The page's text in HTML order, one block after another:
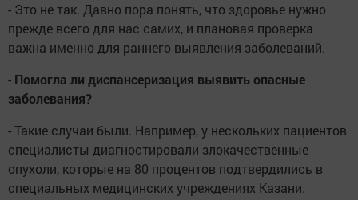
- Это не так. Давно пора понять, что здоровье нужно
прежде всего для нас самих, и плановая проверка
важна именно для раннего выявления заболеваний.
- Помогла ли диспансеризация выявить опасные
заболевания?
- Такие случаи были. Например, у нескольких пациентов
специалисты диагностировали злокачественные
опухоли, которые на 80 процентов подтвердились в
специальных медицинских учреждениях Казани.